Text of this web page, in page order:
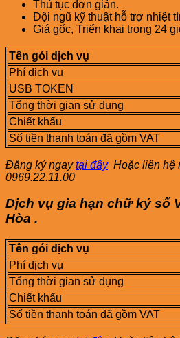
Thủ tục đơn giản.
Đội ngũ kỹ thuật hỗ trợ nhiệt
Giá gốc, Triển khai trong 24
Tên gói dịch vụ
Phí dịch vụ
USB TOKEN
Tổng thời gian sử dụng
Chiết khấu
Số tiền thanh toán đã gồm VAT
Đăng ký ngaytại đâyHoặc liên hệ
0969.22.11.00
Dịch vụ gia hạn chữ ký số
Hòa .
Tên gói dịch vụ
Phí dịch vụ
Tổng thời gian sử dụng
Chiết khấu
Số tiền thanh toán đã gồm VAT